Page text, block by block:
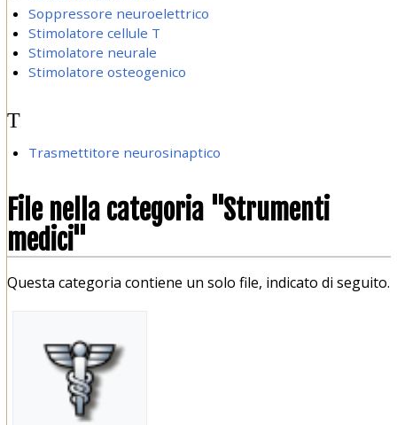
Soppressore neuroelettrico
Stimolatore cellule T
Stimolatore neurale
Stimolatore osteogenico
T
Trasmettitore neurosinaptico
File nella categoria "Strumenti
medici"
Questa categoria contiene un solo file, indicato di seguito.